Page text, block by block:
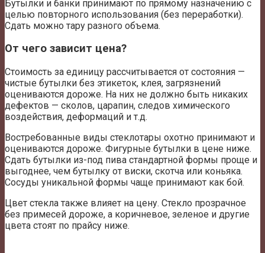
Бутылки и банки принимают по прямому назначению с
целью повторного использования (без переработки).
Сдать можно тару разного объема.
От чего зависит цена?
Стоимость за единицу рассчитывается от состояния —
чистые бутылки без этикеток, клея, загрязнений
оцениваются дороже. На них не должно быть никаких
дефектов — сколов, царапин, следов химического
воздействия, деформаций и т.д.
Востребованные виды стеклотары охотно принимают и
оцениваются дороже. Фигурные бутылки в цене ниже.
Сдать бутылки из-под пива стандартной формы проще и
выгоднее, чем бутылку от виски, скотча или коньяка.
Сосуды уникальной формы чаще принимают как бой.
Цвет стекла также влияет на цену. Стекло прозрачное
без примесей дороже, а коричневое, зеленое и другие
цвета стоят по прайсу ниже.